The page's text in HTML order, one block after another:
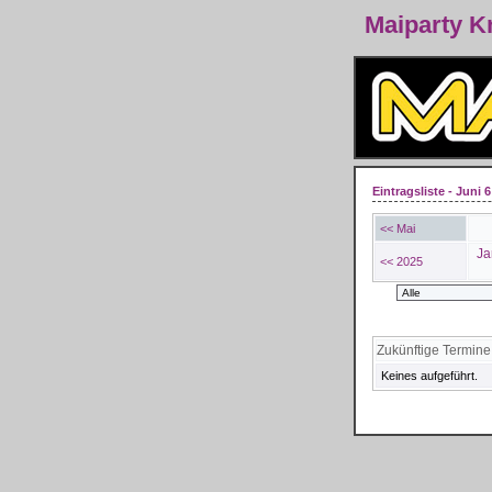
Maiparty
Eintragsliste - Juni 6
<< Mai
<< 2025
Zukünftige Termine
Keines aufgeführt.